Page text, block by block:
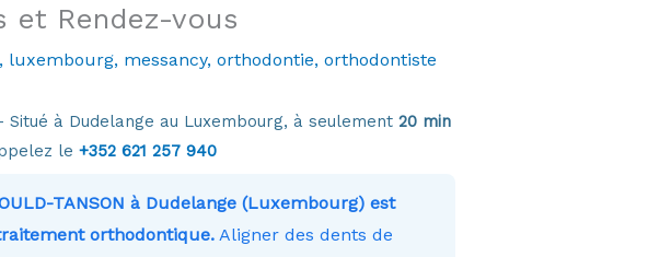
et Rendez-vous
, luxembourg, messancy, orthodontie, orthodontiste
à Dudelange au Luxembourg, à seulement 20 min
le +352 621 257 940
TANSON à Dudelange (Luxembourg) est
orthodontique.Aligner des dents de